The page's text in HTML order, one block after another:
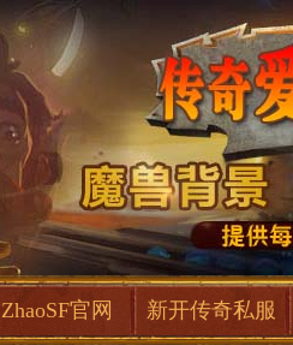
ZhaoSF官网 新开传奇私服